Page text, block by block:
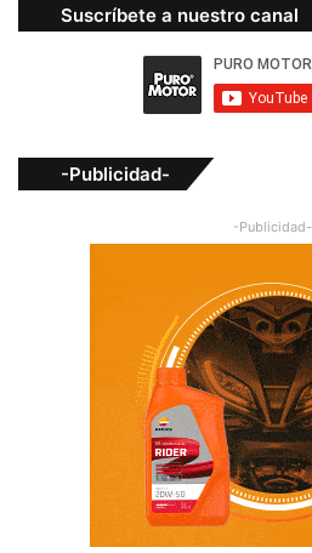
Suscríbete a nuestro canal
-Publicidad-
-Publicidad-